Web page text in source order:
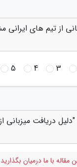
از تیم های
3
4
5
دریافت میزبانی
مقاله با ما درمیان بگذارید